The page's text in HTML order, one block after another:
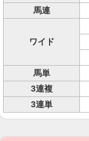
馬連
ワイド
馬単
3連複
3連単